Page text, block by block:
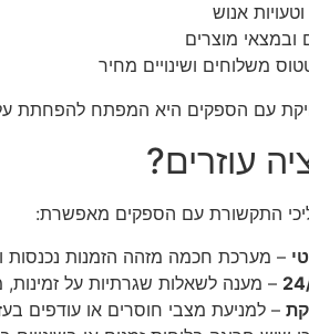
אנוש
מוצרים
משלוחים ושינויים מחיר
עם הספקים היא המפתח להפחתת
– מערכת חכמה מזהה הזמנות נכנסות
– מענה לשאלות שגרתיות על
– למניעת מצבי חוסרים או עודפים